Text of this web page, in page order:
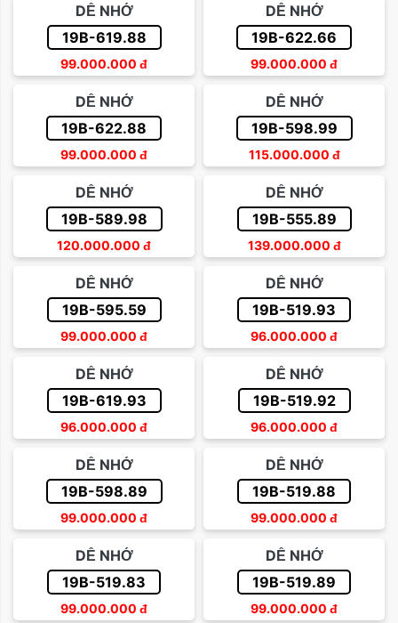
DỄ NHỚ
19B-619.88
99.000.000 đ
DỄ NHỚ
19B-622.66
99.000.000 đ
DỄ NHỚ
19B-622.88
99.000.000 đ
DỄ NHỚ
19B-598.99
115.000.000 đ
DỄ NHỚ
19B-589.98
120.000.000 đ
DỄ NHỚ
19B-555.89
139.000.000 đ
DỄ NHỚ
19B-595.59
99.000.000 đ
DỄ NHỚ
19B-519.93
96.000.000 đ
DỄ NHỚ
19B-619.93
96.000.000 đ
DỄ NHỚ
19B-519.92
96.000.000 đ
DỄ NHỚ
19B-598.89
99.000.000 đ
DỄ NHỚ
19B-519.88
99.000.000 đ
DỄ NHỚ
19B-519.83
99.000.000 đ
DỄ NHỚ
19B-519.89
99.000.000 đ